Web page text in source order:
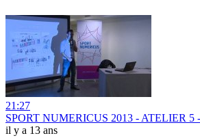
21:27
SPORT NUMERICUS 2013 - ATELIER 5
il y a 13 ans